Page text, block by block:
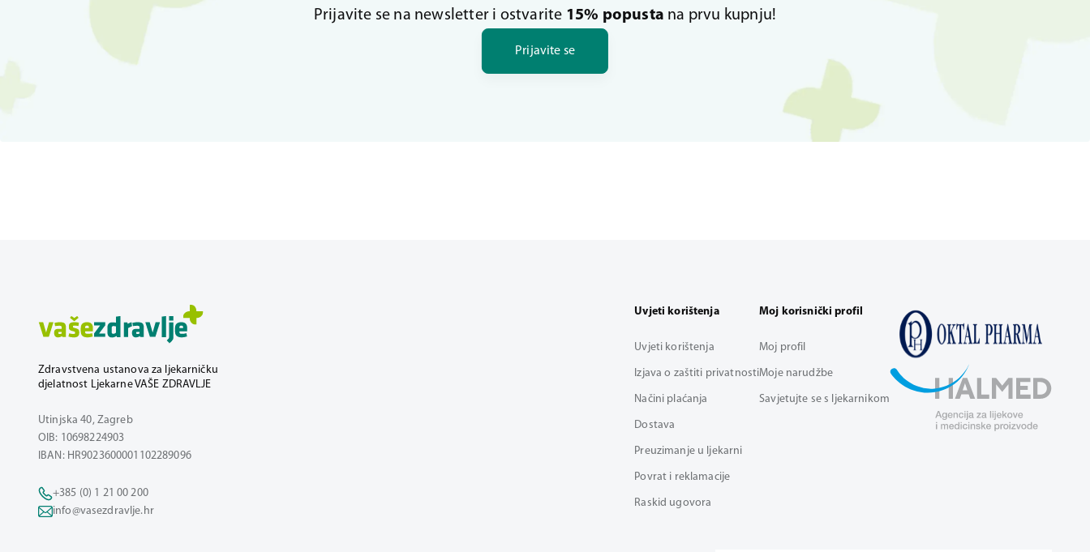
Prijavite se na newsletter i ostvarite 15% popusta na prvu kupnju!
Prijavite se
Zdravstvena ustanova za ljekarničku
djelatnost Ljekarne VAŠE ZDRAVLJE
Utinjska 40, Zagreb
OIB: 10698224903
IBAN: HR9023600001102289096
+385 (0) 1 21 00 200
info@vasezdravlje.hr
Uvjeti korištenja
Uvjeti korištenja
Izjava o zaštiti privatnosti
Načini plaćanja
Dostava
Preuzimanje u ljekarni
Povrat i reklamacije
Raskid ugovora
Moj korisnički profil
Moj profil
Moje narudžbe
Savjetujte se s ljekarnikom